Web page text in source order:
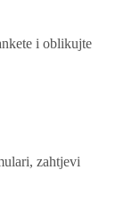
i oblikujte
zahtjevi